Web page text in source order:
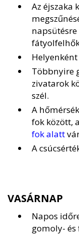
Az éjszaka
Többnyire
zivatarok
szél.
A
fok között,
fok alatt
A
VASÁRNAP
Napos
gomoly-